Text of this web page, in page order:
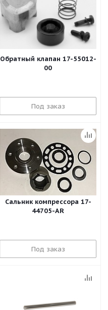
Обратный клапан 17-55012-
00
Под заказ
Сальник компрессора 17-
44705-AR
Под заказ